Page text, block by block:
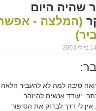
שהיה היום
(המלצה -
סיבה למה לא להעביר הלאה
יעודד אנשים להיזהר.
אין לי דרך לבדוק את הסיפור